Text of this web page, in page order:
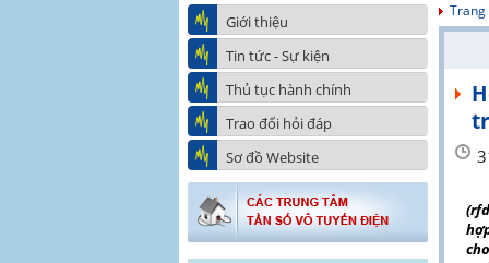
Giới thiệu
Tin tức - Sự kiện
Thủ tục hành chính
Trao đổi hỏi đáp
Sơ đồ Website
Trang